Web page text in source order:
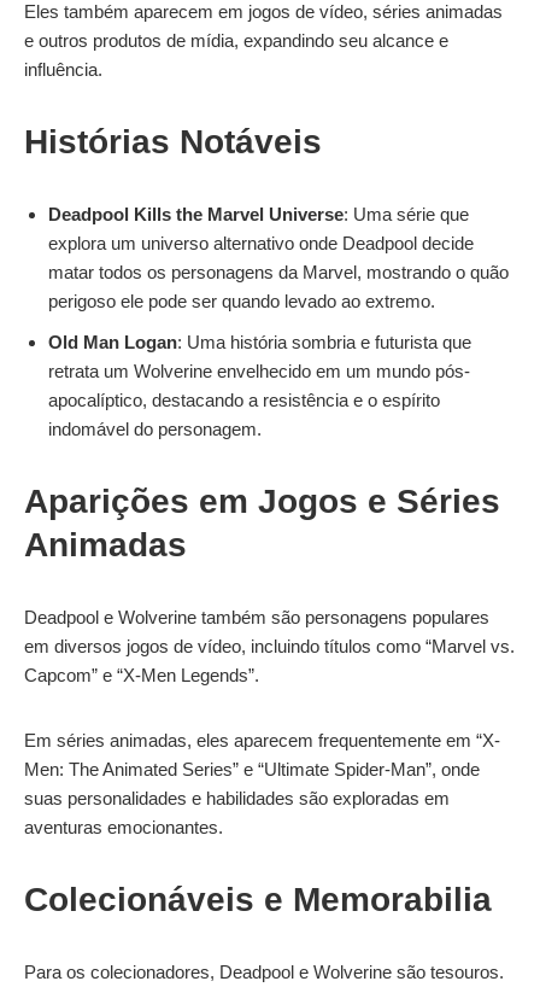
Eles também aparecem em jogos de vídeo, séries animadas
e outros produtos de mídia, expandindo seu alcance e
influência.
Histórias Notáveis
Deadpool Kills the Marvel Universe: Uma série que
explora um universo alternativo onde Deadpool decide
matar todos os personagens da Marvel, mostrando o quão
perigoso ele pode ser quando levado ao extremo.
Old Man Logan: Uma história sombria e futurista que
retrata um Wolverine envelhecido em um mundo pós-
apocalíptico, destacando a resistência e o espírito
indomável do personagem.
Aparições em Jogos e Séries
Animadas
Deadpool e Wolverine também são personagens populares
em diversos jogos de vídeo, incluindo títulos como “Marvel vs.
Capcom” e “X-Men Legends”.
Em séries animadas, eles aparecem frequentemente em “X-
Men: The Animated Series” e “Ultimate Spider-Man”, onde
suas personalidades e habilidades são exploradas em
aventuras emocionantes.
Colecionáveis e Memorabilia
Para os colecionadores, Deadpool e Wolverine são tesouros.